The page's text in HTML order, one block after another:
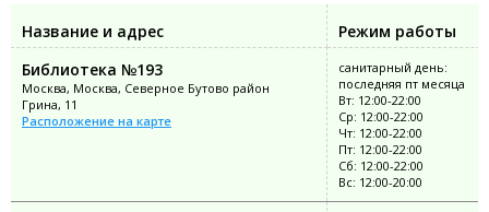
Название и адрес
Режим работы
Библиотека №193
Москва, Москва, Северное Бутово район
Грина, 11
Расположение на карте
санитарный день:
последняя пт месяца
Вт: 12:00-22:00
Ср: 12:00-22:00
Чт: 12:00-22:00
Пт: 12:00-22:00
Сб: 12:00-22:00
Вс: 12:00-20:00